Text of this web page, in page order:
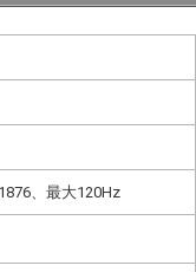
、最大120Hz